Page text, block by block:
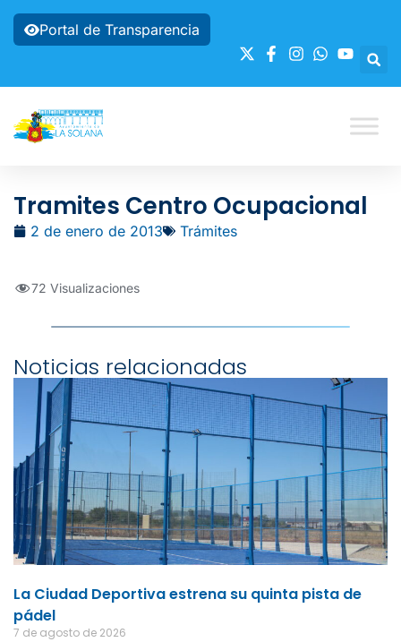
Portal de Transparencia
Tramites Centro Ocupacional
2 de enero de 2013 Trámites
72 Visualizaciones
Noticias relacionadas
La Ciudad Deportiva estrena su quinta pista de
pádel
7 de agosto de 2026